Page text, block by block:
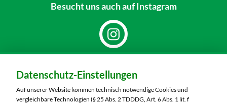
Besucht unsauch auf Instagram
MARKTKAUF Bautzen
Niederkainaer Straße 14
02625 Bautzen
Datenschutz-Einstellungen
Auf unserer Website kommen technisch notwendige Cookies und
vergleichbare Technologien (§ 25 Abs. 2 TDDDG, Art. 6 Abs. 1 lit. f